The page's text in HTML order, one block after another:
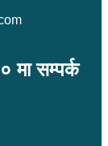
मा सम्पर्क